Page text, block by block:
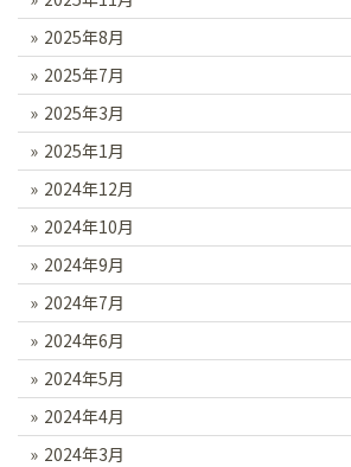
2025年8月
2025年7月
2025年3月
2025年1月
2024年12月
2024年10月
2024年9月
2024年7月
2024年6月
2024年5月
2024年4月
2024年3月